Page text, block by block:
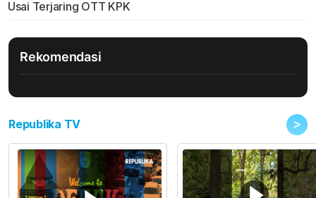
Usai Terjaring OTT KPK
Rekomendasi
Republika TV >